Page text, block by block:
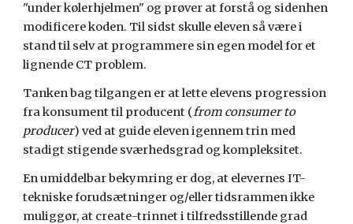
"under kølerhjelmen" og prøver at forstå og sidenhen
modificere koden. Til sidst skulle eleven så være i
stand til selv at programmere sin egen model for et
lignende CT problem.
Tanken bag tilgangen er at lette elevens progression
fra konsument til producent (from consumer to
producer) ved at guide eleven igennem trin med
stadigt stigende sværhedsgrad og kompleksitet.
En umiddelbar bekymring er dog, at elevernes IT-
tekniske forudsætninger og/eller tidsrammen ikke
muliggør, at create-trinnet i tilfredsstillende grad